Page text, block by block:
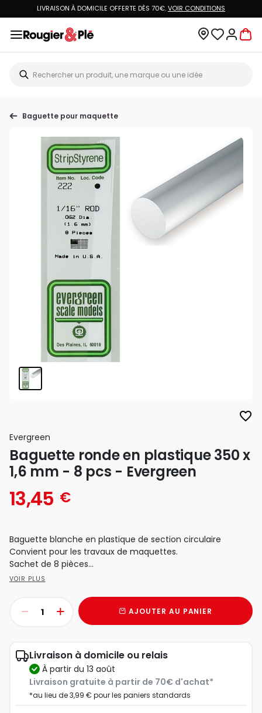
LIVRAISON À DOMICILE OFFERTE DÈS 70€.VOIR CONDITIONS
Baguette pour maquette
favorite_border
Evergreen
Baguette ronde en plastique 350 x
1,6 mm - 8 pcs - Evergreen
13,45 €
Baguette blanche en plastique de section circulaire
Convient pour les travaux de maquettes.
Sachet de 8 pièces...
VOIR PLUS
AJOUTER AU PANIER
Livraison à domicile ou relais
à partir du 13 août
Livraison gratuite à partir de 70€ d'achat*
*au lieu de 3,99 € pour les paniers standards